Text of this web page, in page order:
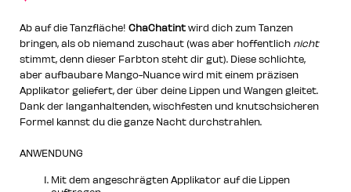
Ab auf die Tanzfläche!ChaChatintwird dich zum Tanzen
bringen, als ob niemand zuschaut (was aber hoffentlich nicht
stimmt, denn dieser Farbton steht dir gut). Diese schlichte,
aber aufbaubare Mango-Nuance wird mit einem präzisen
Applikator geliefert, der über deine Lippen und Wangen gleitet.
Dank der langanhaltenden, wischfesten und knutschsicheren
Formel kannst du die ganze Nacht durchstrahlen.
ANWENDUNG
Mit dem angeschrägten Applikator auf die Lippen